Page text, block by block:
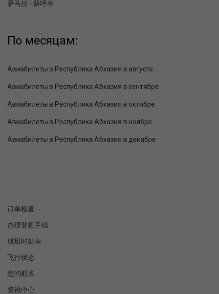
萨马拉 - 蘇呼米
По месяцам:
Авиабилеты в Республика Абхазия в августе
Авиабилеты в Республика Абхазия в сентябре
Авиабилеты в Республика Абхазия в октябре
Авиабилеты в Республика Абхазия в ноябре
Авиабилеты в Республика Абхазия в декабре
订单检查
办理登机手续
航班时刻表
飞行状态
您的航班
资讯中心